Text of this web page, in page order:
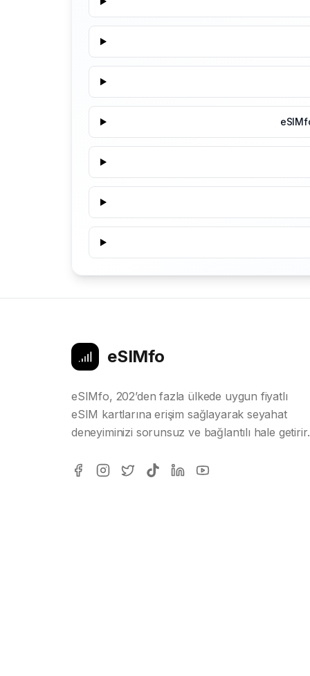
eSIMfo
eSIMfo, 202’den fazla ülkede uygun fiyatlı
eSIM kartlarına erişim sağlayarak seyahat
deneyiminizi sorunsuz ve bağlantılı hale getirir.